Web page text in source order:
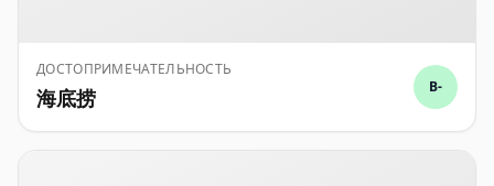
ДОСТОПРИМЕЧАТЕЛЬНОСТЬ
海底捞 B-